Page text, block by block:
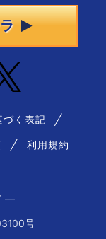
づく表記
利用規約
―
号